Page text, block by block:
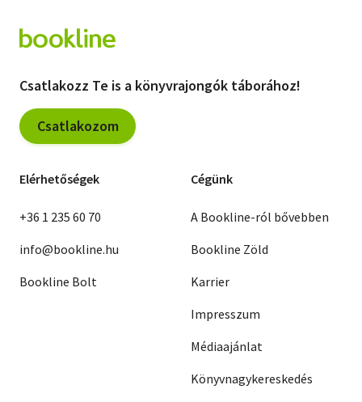
Csatlakozz Te is a könyvrajongók táborához!
Csatlakozom
Elérhetőségek
+36 1 235 60 70
info@bookline.hu
Bookline Bolt
Cégünk
A Bookline-ról bővebben
Bookline Zöld
Karrier
Impresszum
Médiaajánlat
Könyvnagykereskedés